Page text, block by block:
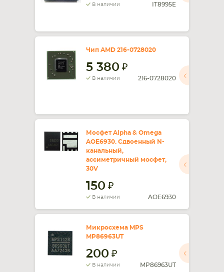
В наличии IT8995E
Чип AMD 216-0728020
5 380
В наличии 216-0728020
Мосфет Alpha & Omega
AOE6930. Сдвоенный N-
канальный,
ассиметричный мосфет,
30V
150
В наличии AOE6930
Микросхема MPS
MP86963UT
200
В наличии MP86963UT